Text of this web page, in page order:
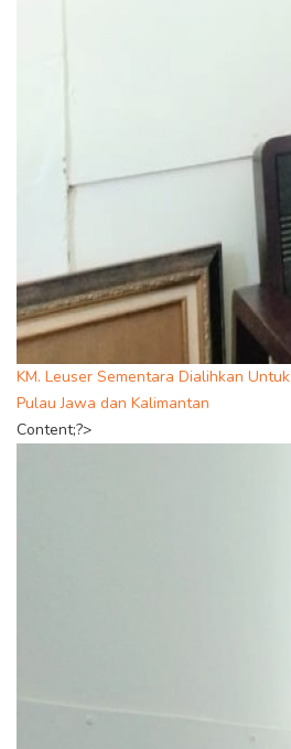
KM. Leuser Sementara Dialihkan
Pulau Jawa dan Kalimantan
Content;?>